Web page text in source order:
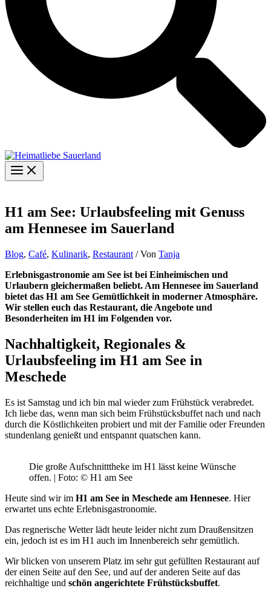
H1 am See: Urlaubsfeeling mit Genuss
am Hennesee im Sauerland
Blog, Café, Kulinarik, Restaurant / Von Tanja
Erlebnisgastronomie am See ist bei Einheimischen und
Urlaubern gleichermaßen beliebt. Am Hennesee im Sauerland
bietet das H1 am See Gemütlichkeit in moderner Atmosphäre.
Wir stellen euch das Restaurant, die Angebote und
Besonderheiten im H1 im Folgenden vor.
Nachhaltigkeit, Regionales &
Urlaubsfeeling im H1 am See in
Meschede
Es ist Samstag und ich bin mal wieder zum Frühstück verabredet.
Ich liebe das, wenn man sich beim Frühstücksbuffet nach und nach
durch die Köstlichkeiten probiert und mit der Familie oder Freunden
stundenlang genießt und entspannt quatschen kann.
Die große Aufschnitttheke im H1 lässt keine Wünsche
offen. | Foto: © H1 am See
Heute sind wir im H1 am See in Meschede am Hennesee. Hier
erwartet uns echte Erlebnisgastronomie.
Das regnerische Wetter lädt heute leider nicht zum Draußensitzen
ein, jedoch ist es im H1 auch im Innenbereich sehr gemütlich.
Wir blicken von unserem Platz im sehr gut gefüllten Restaurant auf
der einen Seite auf den See, und auf der anderen Seite auf das
reichhaltige und schön angerichtete Frühstücksbuffet.